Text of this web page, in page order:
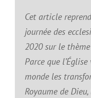
Cet article
journée des
2020 sur le
Parce que
monde les
Royaume de